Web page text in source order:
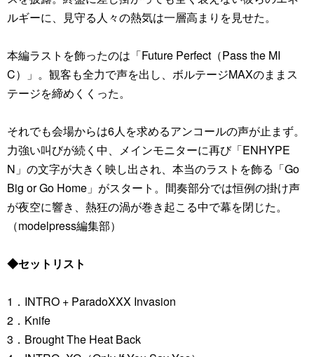
ルギーに、見守る人々の熱気は一層高まりを見せた。
本編ラストを飾ったのは「Future Perfect（Pass the MI
C）」。観客も全力で声を出し、ボルテージMAXのままス
テージを締めくくった。
それでも会場からは6人を求めるアンコールの声が止まず。
力強い叫びが続く中、メインモニターに再び「ENHYPE
N」の文字が大きく映し出され、本当のラストを飾る「Go
Big or Go Home」がスタート。間奏部分では恒例の掛け声
が夜空に響き、熱狂の渦が巻き起こる中で幕を閉じた。
（modelpress編集部）
◆セットリスト
1．INTRO + ParadoXXX Invasion
2．Knife
3．Brought The Heat Back